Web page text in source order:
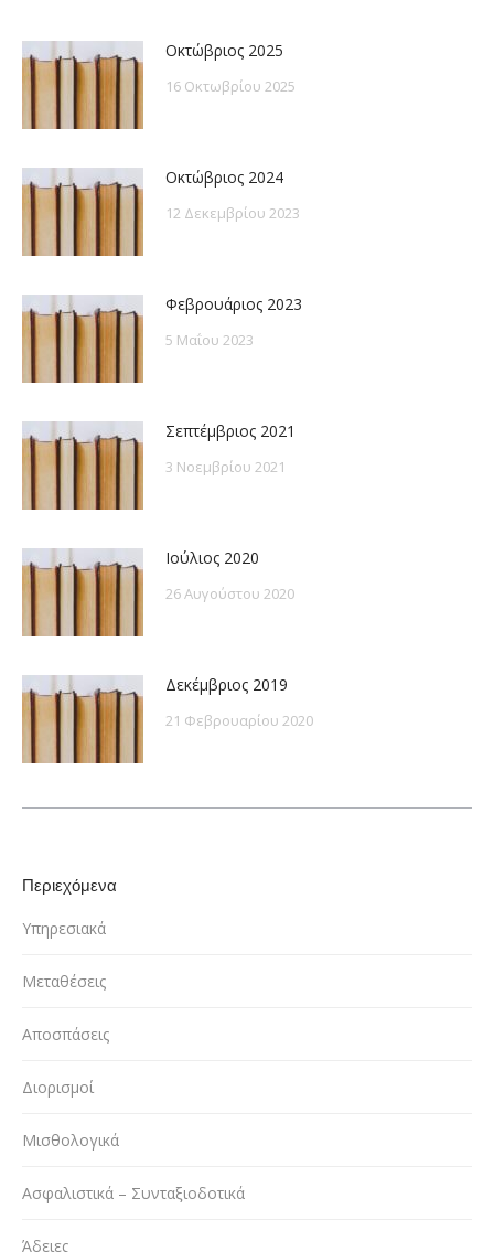
Οκτώβριος 2025
16 Οκτωβρίου 2025
Οκτώβριος 2024
12 Δεκεμβρίου 2023
Φεβρουάριος 2023
5 Μαΐου 2023
Σεπτέμβριος 2021
3 Νοεμβρίου 2021
Ιούλιος 2020
26 Αυγούστου 2020
Δεκέμβριος 2019
21 Φεβρουαρίου 2020
Περιεχόμενα
Υπηρεσιακά
Μεταθέσεις
Αποσπάσεις
Διορισμοί
Μισθολογικά
Ασφαλιστικά – Συνταξιοδοτικά
Άδειες